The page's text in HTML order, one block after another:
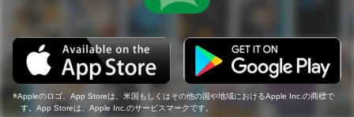
Appleのロゴ、App Storeは、米国もしくはその他の国や地域におけるApple Inc.の商標で
す。App Storeは、Apple Inc.のサービスマークです。